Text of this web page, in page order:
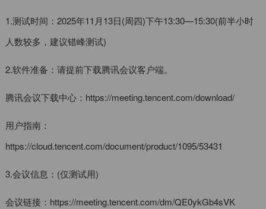
1.测试时间：2025年11月13日(周四)下午13:30—15:30(前半小时
人数较多，建议错峰测试)
2.软件准备：请提前下载腾讯会议客户端。
腾讯会议下载中心：https://meeting.tencent.com/download/
用户指南：
https://cloud.tencent.com/document/product/1095/53431
3.会议信息：(仅测试用)
会议链接：https://meeting.tencent.com/dm/QE0ykGb4sVK